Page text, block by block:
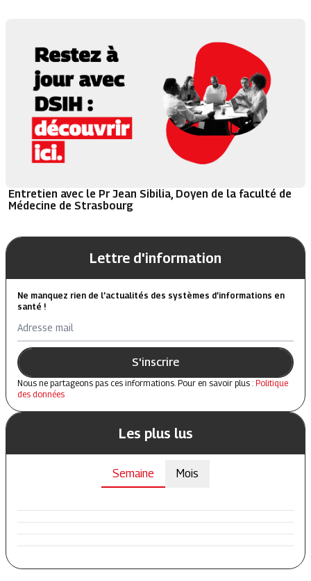
Entretien avec le Pr Jean Sibilia, Doyen de la faculté de
Médecine de Strasbourg
Lettre d'information
Ne manquez rien de l’actualités des systèmes d’informations en
santé !
Adresse mail
S'inscrire
Nous ne partageons pas ces informations. Pour en savoir plus : Politique
des données
Les plus lus
Semaine Mois